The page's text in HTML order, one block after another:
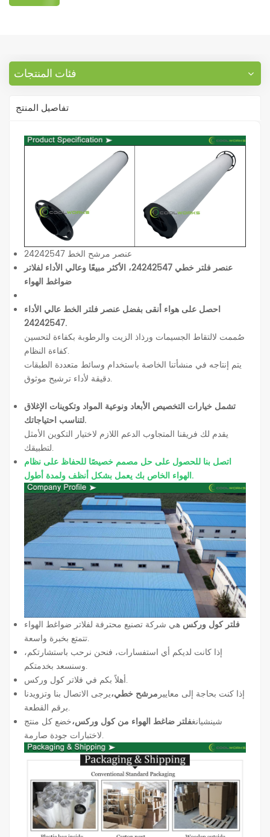
فئات المنتجات
تفاصيل المنتج
عنصر مرشح الخط 24242547
عنصر فلتر خطي 24242547، الأكثر مبيعًا وعالي الأداء لفلاتر
ضواغط الهواء
احصل على هواء أنقى بفضل عنصر فلتر الخط عالي الأداء
24242547.
صُممت لالتقاط الجسيمات ورذاذ الزيت والرطوبة بكفاءة لتحسين
كفاءة النظام.
يتم إنتاجه في منشأتنا الخاصة باستخدام وسائط متعددة الطبقات
دقيقة لأداء ترشيح موثوق.
تشمل خيارات التخصيص الأبعاد ونوعية المواد وتكوينات الإغلاق
لتناسب احتياجاتك.
يقدم لك فريقنا المتجاوب الدعم اللازم لاختيار التكوين الأمثل
لتطبيقك.
اتصل بنا للحصول على حل مصمم خصيصًا للحفاظ على نظام
الهواء الخاص بك يعمل بشكل أنظف ولمدة أطول.
فلتر كول وركس هي شركة تصنيع محترفة لفلاتر ضواغط الهواء
تتمتع بخبرة واسعة.
إذا كانت لديكم أي استفسارات، فنحن نرحب باستشارتكم،
وسنسعد بخدمتكم.
أهلاً بكم في فلاتر كول وركس.
إذا كنت بحاجة إلى معاييرمرشح خطي،يرجى الاتصال بنا وتزويدنا
برقم القطعة.
شينشيانغفلتر ضاغط الهواء من كول وركس،خضع كل منتج
لاختبارات جودة صارمة.